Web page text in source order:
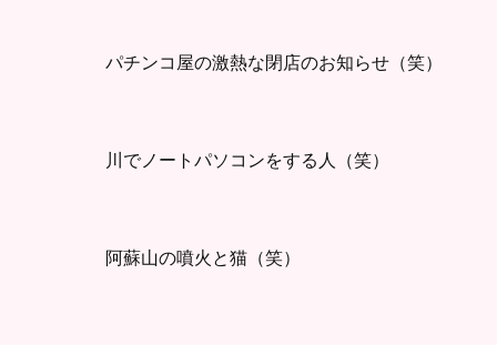
パチンコ屋の激熱な閉店のお知らせ（笑）
川でノートパソコンをする人（笑）
阿蘇山の噴火と猫（笑）